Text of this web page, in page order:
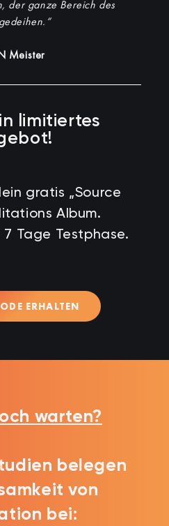
der ganze Bereich des
Meister
limitiertes
gratis „Source
Album.
Tage Testphase.
ERHALTEN
warten?
belegen
von
bei: